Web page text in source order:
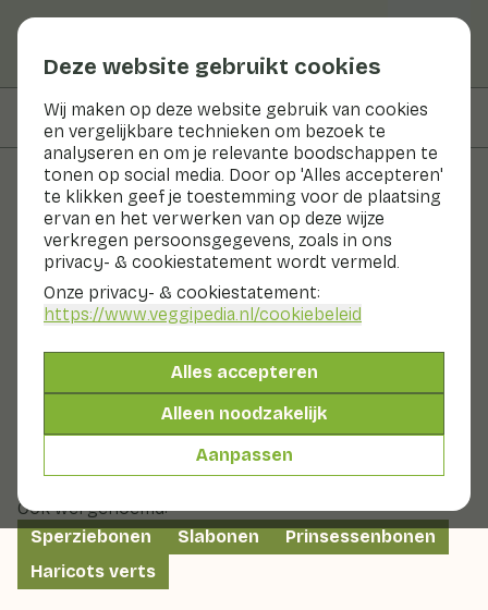
Deze website gebruikt cookies
Wij maken op deze website gebruik van cookies
en vergelijkbare technieken om bezoek te
analyseren en om je relevante boodschappen te
tonen op social media. Door op 'Alles accepteren'
te klikken geef je toestemming voor de plaatsing
ervan en het verwerken van op deze wijze
verkregen persoonsgegevens, zoals in ons
privacy- & cookiestatement wordt vermeld.
Onze privacy- & cookiestatement:
https://www.veggipedia.nl/cookiebeleid
Alles accepteren
Alleen noodzakelijk
Aanpassen
Op deze pagina Informatie
Groenten en fruit
Sperziebonen
Nu in seizoen Groenten Koelkast
slabonen of prinsessenbonen. Sperziebonen kun je
koken, stoven, smoren en roerbakken. Deze Hollandse
kwaliteitsproducten van de volle grond zijn er in de veel
voorkomende groene uitvoering en de wat meer
zeldzame gele versie. Er is nog een variant: de haricot
vert. Dit is een slanke en rechte boon die het vooral
Ook wel genoemd:
Sperziebonen
Slabonen
Prinsessenbonen
Haricots verts